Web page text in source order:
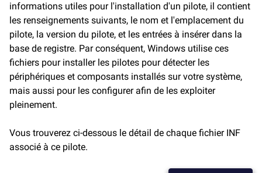
informations utiles pour l'installation d'un pilote, il contient
les renseignements suivants, le nom et l'emplacement du
pilote, la version du pilote, et les entrées à insérer dans la
base de registre. Par conséquent, Windows utilise ces
fichiers pour installer les pilotes pour détecter les
périphériques et composants installés sur votre système,
mais aussi pour les configurer afin de les exploiter
pleinement.
Vous trouverez ci-dessous le détail de chaque fichier INF
associé à ce pilote.